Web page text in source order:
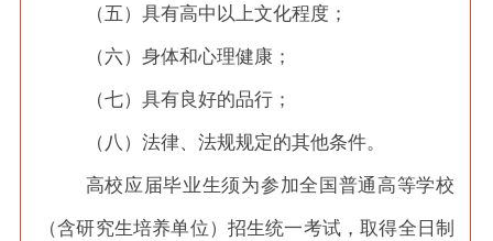
（五）具有高中以上文化程度；
（六）身体和心理健康；
（七）具有良好的品行；
（八）法律、法规规定的其他条件。
高校应届毕业生须为参加全国普通高等学校
（含研究生培养单位）招生统一考试，取得全日制